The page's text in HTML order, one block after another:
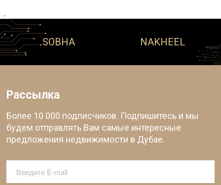
SOBHA NAKHEEL
Рассылка
Более 10 000 подписчиков. Подпишитесь и мы
будем отправлять Вам самые интересные
предложения недвижимости в Дубае.